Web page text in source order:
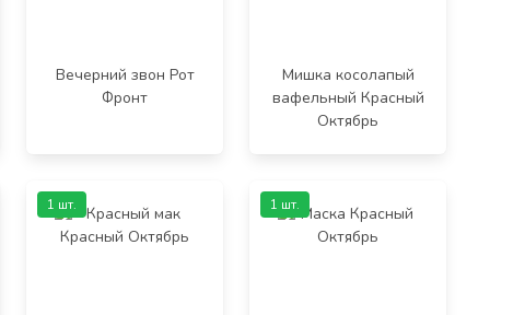
Вечерний звон Рот
Фронт
Мишка косолапый
вафельный Красный
Октябрь
1 шт. 1 шт.